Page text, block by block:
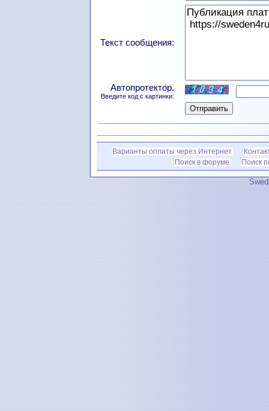
Текст сообщения:
Автопротектор.
Введите код с картинки:
Варианты оплаты через Интернет
Поиск в форуме
Поиск